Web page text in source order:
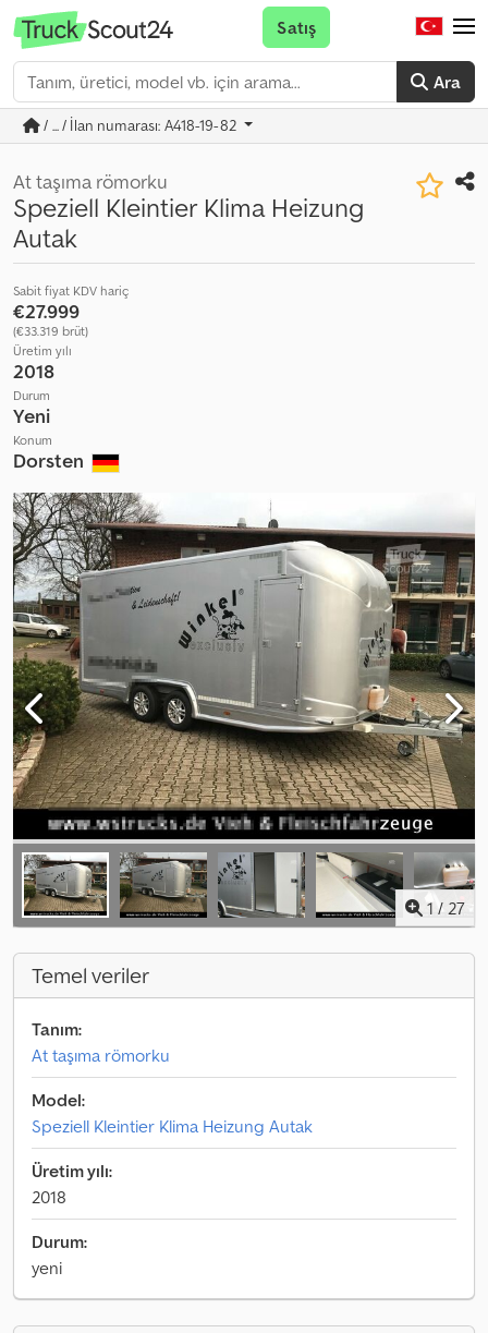
Ara
Satış
/ ... / İlan numarası: A418-19-82
At taşıma römorku
Speziell Kleintier Klima Heizung
Autak
Sabit fiyat KDV hariç
€27.999
(€33.319 brüt)
Üretim yılı
2018
Durum
Yeni
Konum
Dorsten
1 / 27
Temel veriler
Tanım:
At taşıma römorku
Model:
Speziell Kleintier Klima Heizung Autak
Üretim yılı:
2018
Durum:
yeni